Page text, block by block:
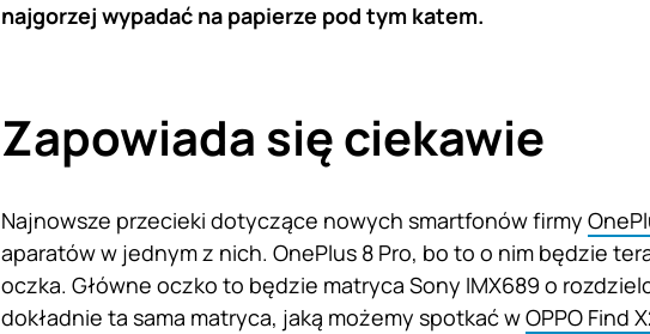
najgorzej wypadać na papierze pod tym katem.
Zapowiada się ciekawie
Najnowsze przecieki dotyczące nowych smartfonów firmy
aparatów w jednym z nich. OnePlus 8 Pro, bo to o nim będzie
oczka. Główne oczko to będzie matryca Sony IMX689 o
dokładnie ta sama matryca, jaką możemy spotkać wOPPO Find